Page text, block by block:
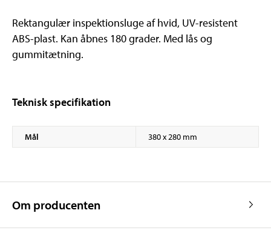
Rektangulær inspektionsluge af hvid, UV-resistent
ABS-plast. Kan åbnes 180 grader. Med lås og
gummitætning.
Teknisk specifikation
Mål 380 x 280 mm
Om producenten